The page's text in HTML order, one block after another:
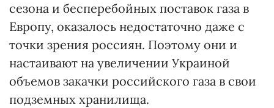
сезона и бесперебойных поставок газа в
Европу, оказалось недостаточно даже с
точки зрения россиян. Поэтому они и
настаивают на увеличении Украиной
объемов закачки российского газа в свои
подземных хранилища.